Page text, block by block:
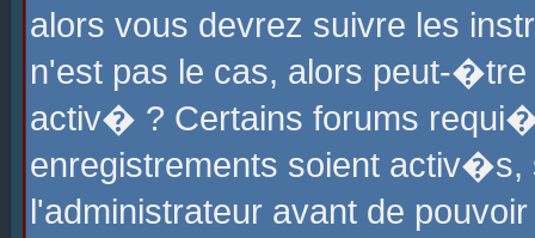
alors vous devrez suivre les
n'est pas le cas, alors peut-
activ� ? Certains forums
enregistrements soient
l'administrateur avant de